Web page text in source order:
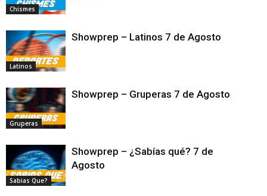
Chismes
Latinos
Showprep – Latinos 7 de Agosto
Gruperas
Showprep – Gruperas 7 de Agosto
Sabias Que?
Showprep – ¿Sabías qué? 7 de
Agosto